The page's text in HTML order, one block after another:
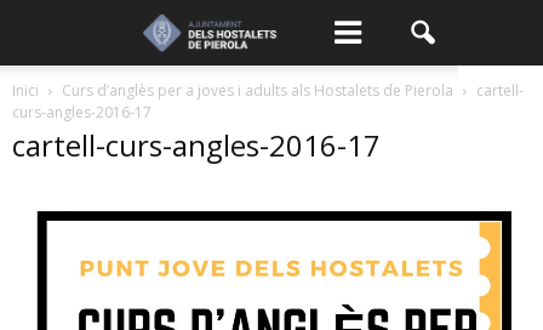
Inici Curs d’anglès per a joves i adults als Hostalets de Pierola
cartell-
curs-angles-2016-17
cartell-curs-angles-2016-17